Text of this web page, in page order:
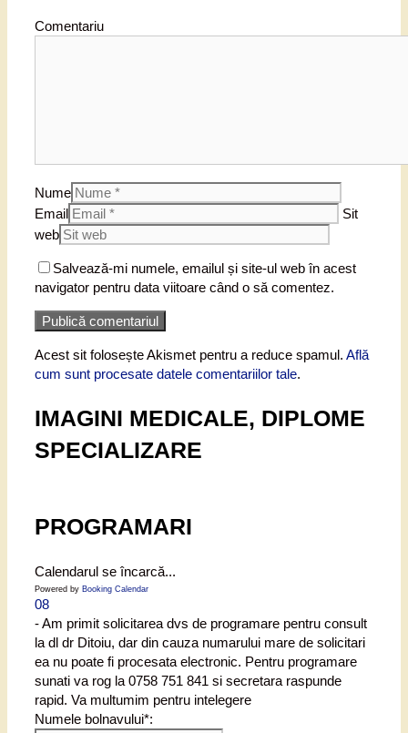
Comentariu
Nume
Email
Sit
web
Salvează-mi numele, emailul și site-ul web în acest
navigator pentru data viitoare când o să comentez.
Acest sit folosește Akismet pentru a reduce spamul. Află
cum sunt procesate datele comentariilor tale.
IMAGINI MEDICALE, DIPLOME
SPECIALIZARE
PROGRAMARI
Calendarul se încarcă...
Powered by Booking Calendar
08
- Am primit solicitarea dvs de programare pentru consult
la dl dr Ditoiu, dar din cauza numarului mare de solicitari
ea nu poate fi procesata electronic. Pentru programare
sunati va rog la 0758 751 841 si secretara raspunde
rapid. Va multumim pentru intelegere
Numele bolnavului*: